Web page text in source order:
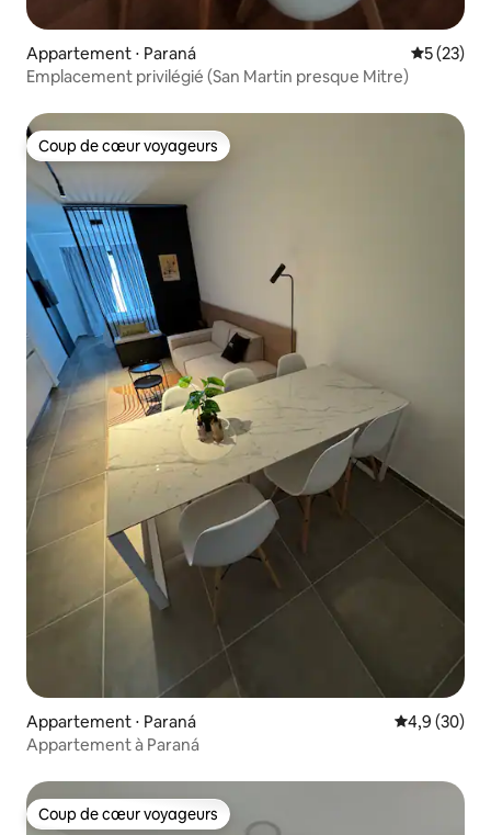
Appartement ⋅ Paraná
5 (23)
Emplacement privilégié (San Martin presque Mitre)
Coup de cœur voyageurs
Coup de cœur voyageurs
Appartement ⋅ Paraná Évaluation
4,9 (30)
Appartement à Paraná
Coup de cœur voyageurs
Coup de cœur voyageurs